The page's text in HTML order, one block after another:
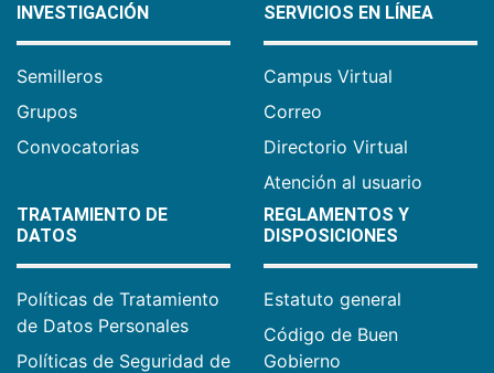
INVESTIGACIÓN
Semilleros
Grupos
Convocatorias
SERVICIOS EN LÍNEA
Campus Virtual
Correo
Directorio Virtual
Atención al usuario
TRATAMIENTO DE
DATOS
Políticas de Tratamiento
de Datos Personales
Políticas de Seguridad de
REGLAMENTOS Y
DISPOSICIONES
Estatuto general
Código de Buen
Gobierno